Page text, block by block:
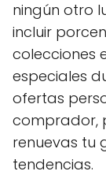
ningún otro
incluir
colecciones
especiales
ofertas
comprador,
renuevas tu
tendencias.